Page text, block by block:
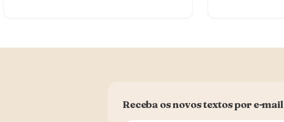
Receba os novos textos por e-mail